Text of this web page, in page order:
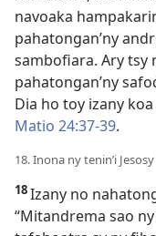
navoaka
pahatongan’ny
sambofiara. Ary tsy
pahatongan’ny
Dia ho toy izany
Matio 24:37-39.
18. Inona ny tenin’i
18Izany no
“Mitandrema sao